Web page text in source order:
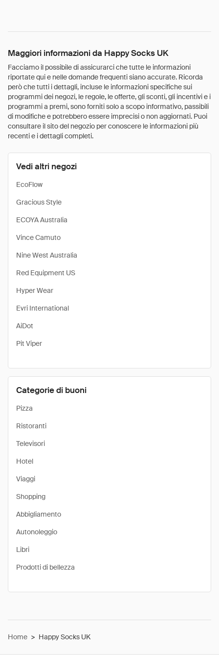
Maggiori informazioni da Happy Socks UK
Facciamo il possibile di assicurarci che tutte le informazioni
riportate qui e nelle domande frequenti siano accurate. Ricorda
però che tutti i dettagli, incluse le informazioni specifiche sui
programmi dei negozi, le regole, le offerte, gli sconti, gli incentivi e i
programmi a premi, sono forniti solo a scopo informativo, passibili
di modifiche e potrebbero essere imprecisi o non aggiornati. Puoi
consultare il sito del negozio per conoscere le informazioni più
recenti e i dettagli completi.
Vedi altri negozi
EcoFlow
Gracious Style
ECOYA Australia
Vince Camuto
Nine West Australia
Red Equipment US
Hyper Wear
Evri International
AiDot
Pit Viper
Categorie di buoni
Pizza
Ristoranti
Televisori
Hotel
Viaggi
Shopping
Abbigliamento
Autonoleggio
Libri
Prodotti di bellezza
Home > Happy Socks UK